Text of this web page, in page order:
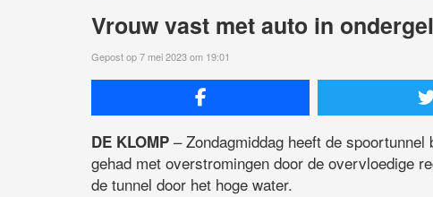
Vrouw vast met auto in
Gepost op 7 mei 2023 om 19:01
DE KLOMP – Zondagmiddag heeft de
gehad met overstromingen door de overvloedige
de tunnel door het hoge water.